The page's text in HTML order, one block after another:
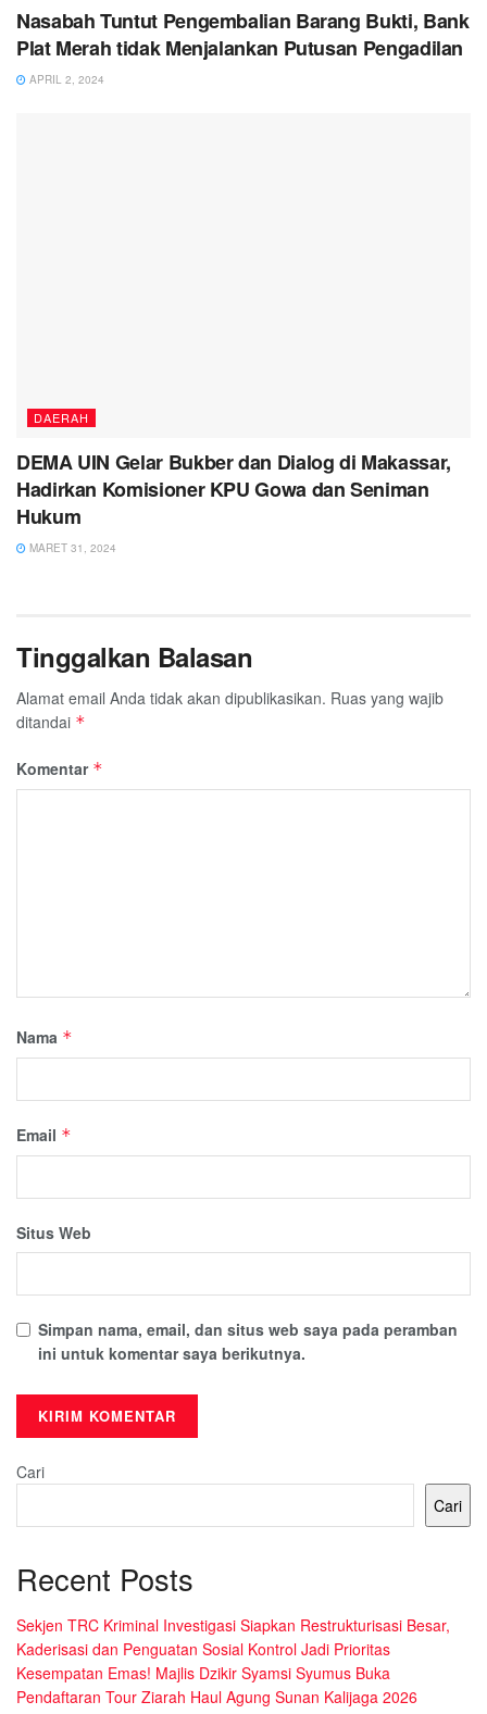
Nasabah Tuntut Pengembalian Barang Bukti, Bank
Plat Merah tidak Menjalankan Putusan Pengadilan
APRIL 2, 2024
DAERAH
DEMA UIN Gelar Bukber dan Dialog di Makassar,
Hadirkan Komisioner KPU Gowa dan Seniman
Hukum
MARET 31, 2024
Tinggalkan Balasan
Alamat email Anda tidak akan dipublikasikan. Ruas yang wajib
ditandai *
Komentar *
Nama *
Email *
Situs Web
Simpan nama, email, dan situs web saya pada peramban
ini untuk komentar saya berikutnya.
Cari
Cari
Recent Posts
Sekjen TRC Kriminal Investigasi Siapkan Restrukturisasi Besar,
Kaderisasi dan Penguatan Sosial Kontrol Jadi Prioritas
Kesempatan Emas! Majlis Dzikir Syamsi Syumus Buka
Pendaftaran Tour Ziarah Haul Agung Sunan Kalijaga 2026